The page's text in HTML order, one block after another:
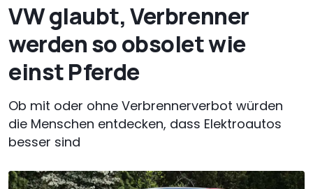
VW glaubt, Verbrenner
werden so obsolet wie
einst Pferde
Ob mit oder ohne Verbrennerverbot würden
die Menschen entdecken, dass Elektroautos
besser sind